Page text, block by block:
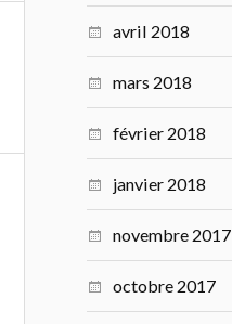
avril 2018
mars 2018
février 2018
janvier 2018
novembre 2017
octobre 2017